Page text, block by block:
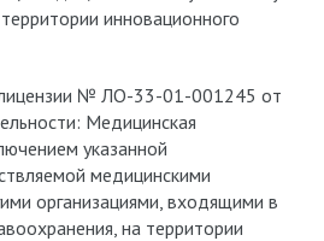
инновационного
№ ЛО-33-01-001245 от
Медицинская
указанной
медицинскими
организациями, входящими в
на территории